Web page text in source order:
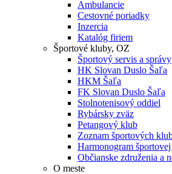
Ambulancie
Cestovné poriadky
Inzercia
Katalóg firiem
Športové kluby, OZ
Športový servis a správy
HK Slovan Duslo Šaľa
HKM Šaľa
FK Slovan Duslo Šaľa
Stolnotenisový oddiel
Rybársky zväz
Petangový klub
Zoznam športových
Harmonogram
Občianske združenia a
O meste